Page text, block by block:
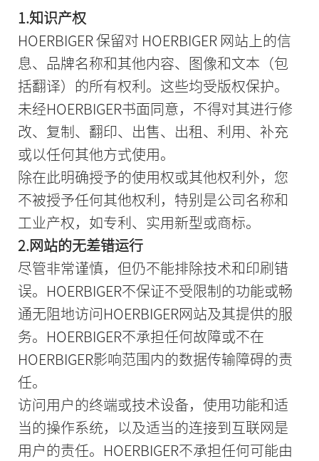
1.知识产权
HOERBIGER 保留对 HOERBIGER 网站上的信
息、品牌名称和其他内容、图像和文本（包
括翻译）的所有权利。这些均受版权保护。
未经HOERBIGER书面同意，不得对其进行修
改、复制、翻印、出售、出租、利用、补充
或以任何其他方式使用。
除在此明确授予的使用权或其他权利外，您
不被授予任何其他权利，特别是公司名称和
工业产权，如专利、实用新型或商标。
2.网站的无差错运行
尽管非常谨慎，但仍不能排除技术和印刷错
误。HOERBIGER不保证不受限制的功能或畅
通无阻地访问HOERBIGER网站及其提供的服
务。HOERBIGER不承担任何故障或不在
HOERBIGER影响范围内的数据传输障碍的责
任。
访问用户的终端或技术设备，使用功能和适
当的操作系统，以及适当的连接到互联网是
用户的责任。HOERBIGER不承担任何可能由